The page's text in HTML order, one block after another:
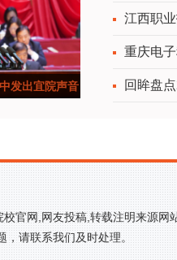
发出宜院声音
江西职
重庆电
回眸盘
官网,网友投稿,转载注明来源
，请联系我们及时处理。